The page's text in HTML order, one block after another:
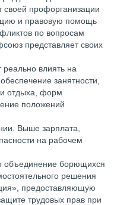
своей профорганизации
и правовую помощь
по вопросам
представляет своих
влиять на
занятности,
отдыха, форм
положений
Выше зарплата,
на рабочем
объединение борющихся
решения
предоставляющую
трудовых прав при